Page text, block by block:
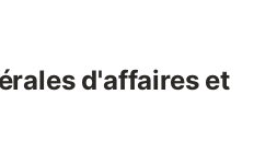
d'affaires et